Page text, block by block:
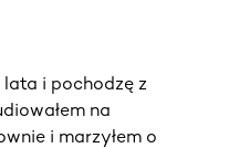
lata i pochodzę z
na
i marzyłem o